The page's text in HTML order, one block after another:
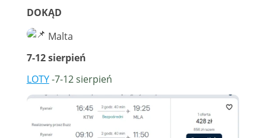
DOKĄD
Malta
7-12 sierpień
LOTY-7-12 sierpień